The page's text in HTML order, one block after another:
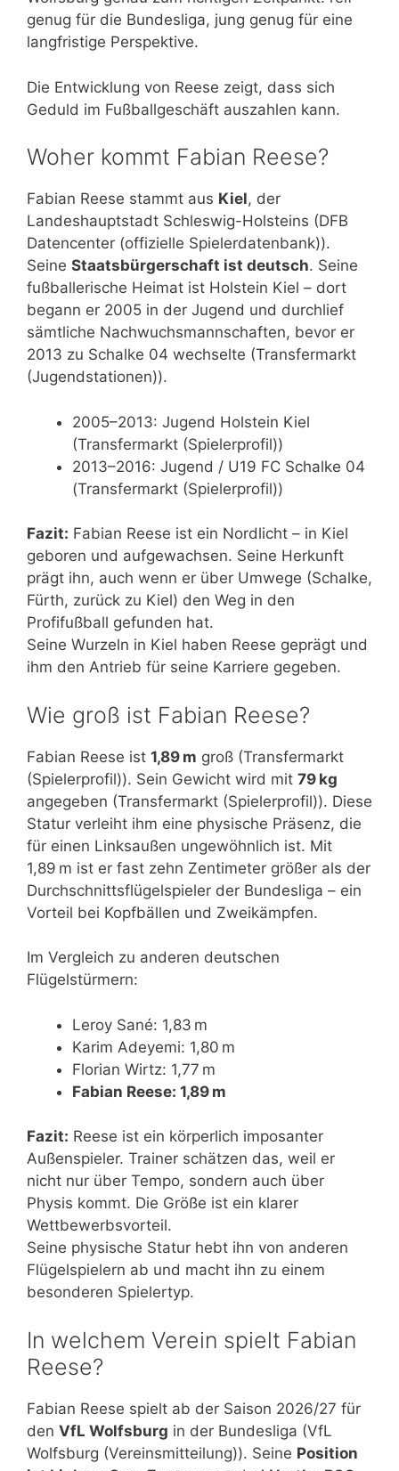
genug für die Bundesliga, jung genug für eine
langfristige Perspektive.
Die Entwicklung von Reese zeigt, dass sich
Geduld im Fußballgeschäft auszahlen kann.
Woher kommt Fabian Reese?
Fabian Reese stammt aus Kiel, der
Landeshauptstadt Schleswig-Holsteins (DFB
Datencenter (offizielle Spielerdatenbank)).
Seine Staatsbürgerschaft ist deutsch. Seine
fußballerische Heimat ist Holstein Kiel – dort
begann er 2005 in der Jugend und durchlief
sämtliche Nachwuchsmannschaften, bevor er
2013 zu Schalke 04 wechselte (Transfermarkt
(Jugendstationen)).
2005–2013: Jugend Holstein Kiel
(Transfermarkt (Spielerprofil))
2013–2016: Jugend / U19 FC Schalke 04
(Transfermarkt (Spielerprofil))
Fazit: Fabian Reese ist ein Nordlicht – in Kiel
geboren und aufgewachsen. Seine Herkunft
prägt ihn, auch wenn er über Umwege (Schalke,
Fürth, zurück zu Kiel) den Weg in den
Profifußball gefunden hat.
Seine Wurzeln in Kiel haben Reese geprägt und
ihm den Antrieb für seine Karriere gegeben.
Wie groß ist Fabian Reese?
Fabian Reese ist 1,89 m groß (Transfermarkt
(Spielerprofil)). Sein Gewicht wird mit 79 kg
angegeben (Transfermarkt (Spielerprofil)). Diese
Statur verleiht ihm eine physische Präsenz, die
für einen Linksaußen ungewöhnlich ist. Mit
1,89 m ist er fast zehn Zentimeter größer als der
Durchschnittsflügelspieler der Bundesliga – ein
Vorteil bei Kopfbällen und Zweikämpfen.
Im Vergleich zu anderen deutschen
Flügelstürmern:
Leroy Sané: 1,83 m
Karim Adeyemi: 1,80 m
Florian Wirtz: 1,77 m
Fabian Reese: 1,89 m
Fazit: Reese ist ein körperlich imposanter
Außenspieler. Trainer schätzen das, weil er
nicht nur über Tempo, sondern auch über
Physis kommt. Die Größe ist ein klarer
Wettbewerbsvorteil.
Seine physische Statur hebt ihn von anderen
Flügelspielern ab und macht ihn zu einem
besonderen Spielertyp.
In welchem Verein spielt Fabian
Reese?
Fabian Reese spielt ab der Saison 2026/27 für
den VfL Wolfsburg in der Bundesliga (VfL
Wolfsburg (Vereinsmitteilung)). Seine Position